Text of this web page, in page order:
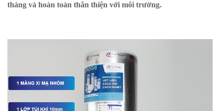
tháng và hoàn toàn thân thiện với môi trường.